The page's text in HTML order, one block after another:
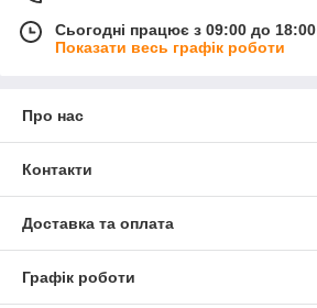
Сьогодні працює з 09:00 до 18:00
Показати весь графік роботи
Про нас
Контакти
Доставка та оплата
Графік роботи